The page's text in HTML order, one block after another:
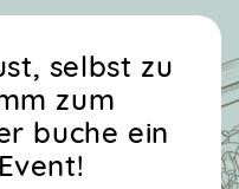
selbst zu
zum
buche ein